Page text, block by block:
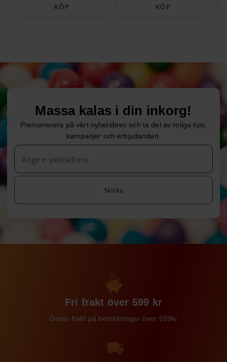
KÖP KÖP
Massa kalas i din inkorg!
Prenumerera på vårt nyhetsbrev och ta del av roliga tips,
kampanjer och erbjudanden.
Skicka
Fri frakt över 599 kr
Gratis frakt på beställningar över 599kr